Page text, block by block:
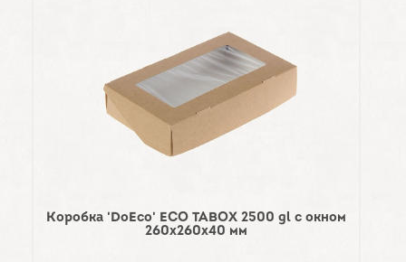
Коробка 'DoEco' ECO TABOX 2500 gl с окном
260х260х40 мм